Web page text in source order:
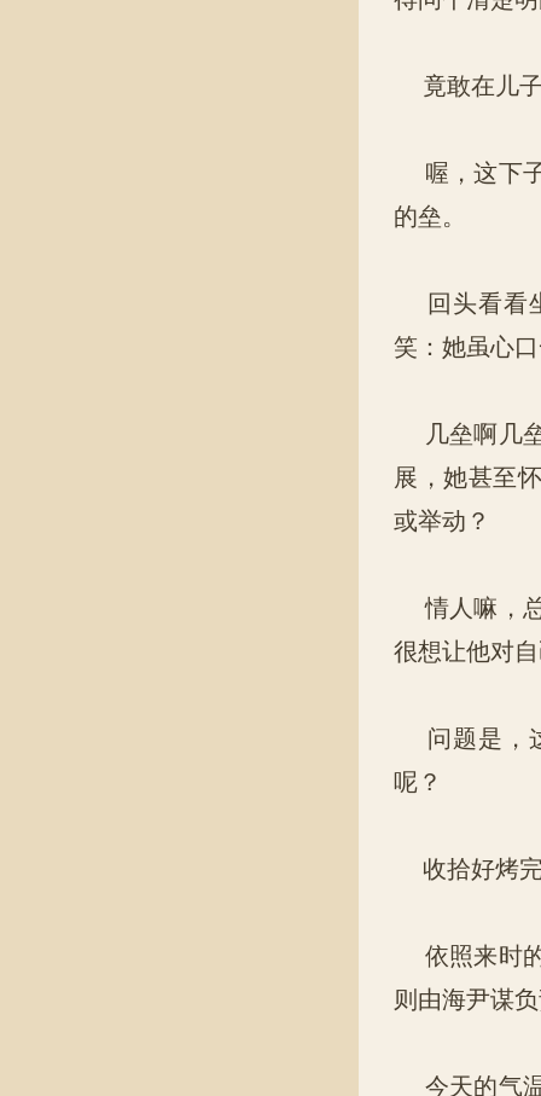
竟敢在儿
喔，这下
的垒。
回头看看
笑：她虽心
几垒啊几
展，她甚至
或举动？
情人嘛，
很想让他对
问题是，
呢？
收拾好烤
依照来时
则由海尹谋
今天的气